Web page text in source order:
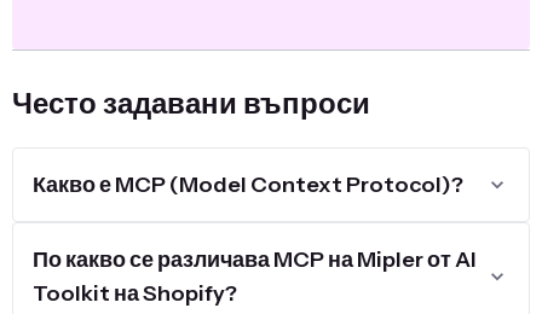
Често задавани въпроси
Какво е MCP (Model Context Protocol)?
По какво се различава MCP на Mipler от AI
Toolkit на Shopify?